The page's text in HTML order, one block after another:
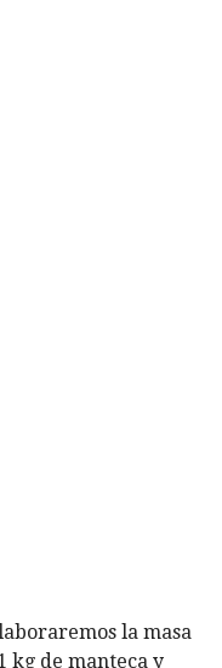
la masa
kg de manteca y